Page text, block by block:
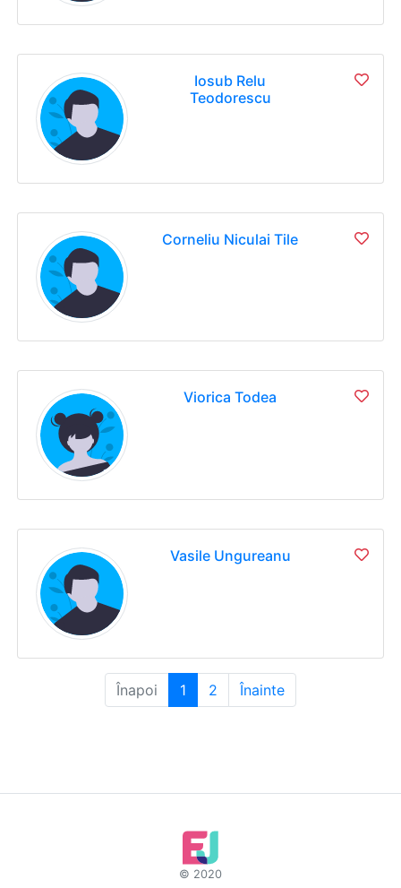
Iosub Relu
Teodorescu
Corneliu Niculai Tile
Viorica Todea
Vasile Ungureanu
Înapoi 1 2 Înainte
© 2020